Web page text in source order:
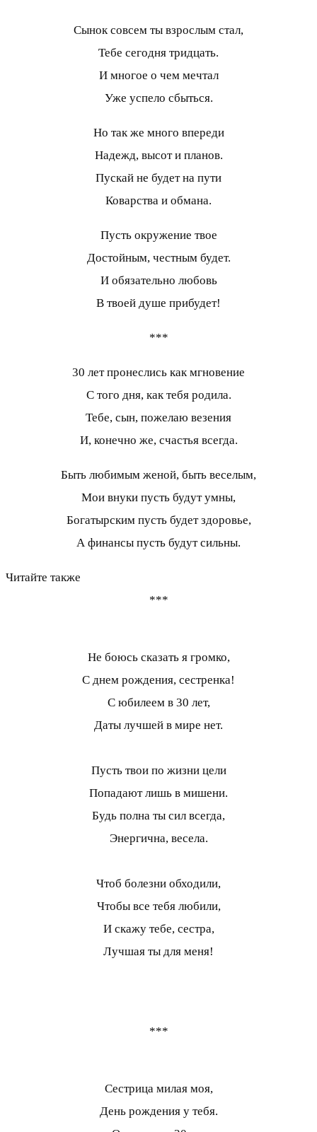
Сынок совсем ты взрослым стал,
Тебе сегодня тридцать.
И многое о чем мечтал
Уже успело сбыться.
Но так же много впереди
Надежд, высот и планов.
Пускай не будет на пути
Коварства и обмана.
Пусть окружение твое
Достойным, честным будет.
И обязательно любовь
В твоей душе прибудет!
***
30 лет пронеслись как мгновение
С того дня, как тебя родила.
Тебе, сын, пожелаю везения
И, конечно же, счастья всегда.
Быть любимым женой, быть веселым,
Мои внуки пусть будут умны,
Богатырским пусть будет здоровье,
А финансы пусть будут сильны.
Читайте также
***
Не боюсь сказать я громко,
С днем рождения, сестренка!
С юбилеем в 30 лет,
Даты лучшей в мире нет.
Пусть твои по жизни цели
Попадают лишь в мишени.
Будь полна ты сил всегда,
Энергична, весела.
Чтоб болезни обходили,
Чтобы все тебя любили,
И скажу тебе, сестра,
Лучшая ты для меня!
***
Сестрица милая моя,
День рождения у тебя.